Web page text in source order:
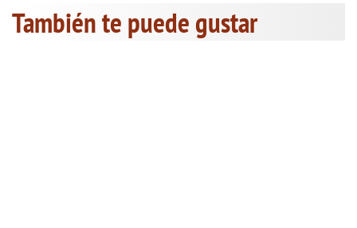
También te puede gustar